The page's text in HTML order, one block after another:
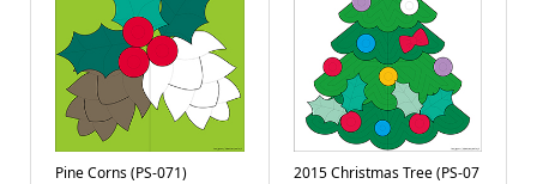
Pine Corns (PS-071)
2015 Christmas Tree (PS-07